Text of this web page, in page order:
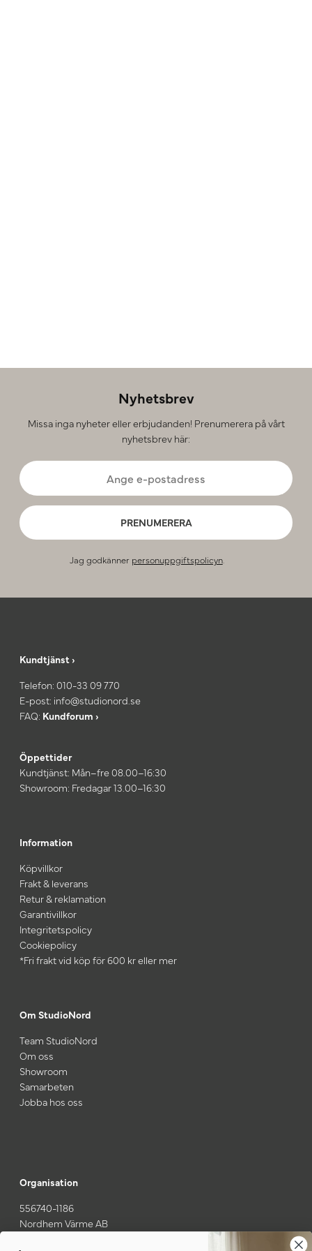
Nyhetsbrev
Missa inga nyheter eller erbjudanden! Prenumerera på vårt
nyhetsbrev här:
PRENUMERERA
Jag godkänner personuppgiftspolicyn.
Kundtjänst ›
Telefon: 010-33 09 770
E-post: info@studionord.se
FAQ: Kundforum ›
Öppettider
Kundtjänst: Mån–fre 08.00–16:30
Showroom: Fredagar 13.00–16:30
Information
Köpvillkor
Frakt & leverans
Retur & reklamation
Garantivillkor
Integritetspolicy
Cookiepolicy
*Fri frakt vid köp för 600 kr eller mer
Om StudioNord
Team StudioNord
Om oss
Showroom
Samarbeten
Jobba hos oss
Organisation
556740-1186
Nordhem Värme AB